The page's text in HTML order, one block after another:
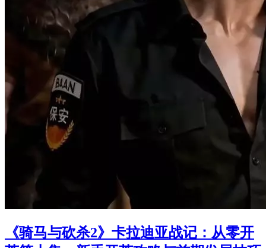
《骑马与砍杀2》卡拉迪亚战记：从零开